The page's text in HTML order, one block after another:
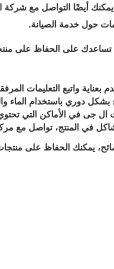
أيضًا التواصل مع شركة
حول خدمة الصيانة.
تساعدك على الحفاظ على
بعناية واتبع التعليمات
بشكل دوري باستخدام الماء
ال جى في الأماكن التي
في المنتج، تواصل مع
يمكنك الحفاظ على